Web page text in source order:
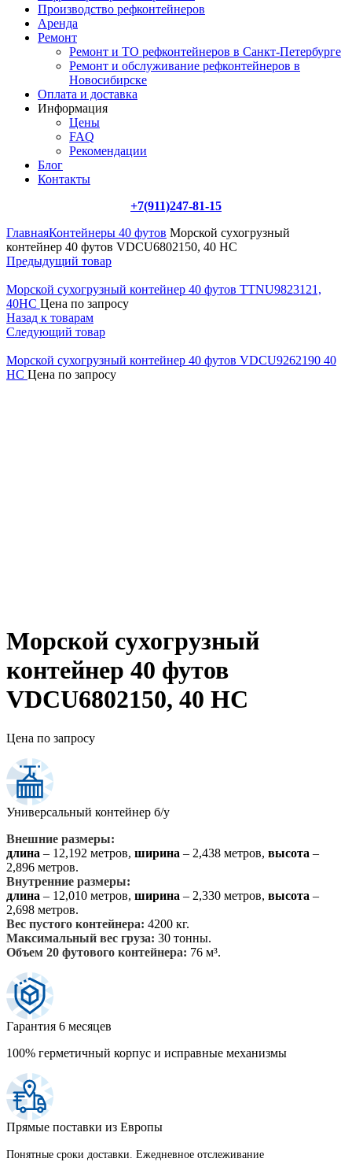
Производство рефконтейнеров
Аренда
Ремонт
Ремонт и ТО рефконтейнеров в Санкт-Петербурге
Ремонт и обслуживание рефконтейнеров в
Новосибирске
Оплата и доставка
Информация
Цены
FAQ
Рекомендации
Блог
Контакты
+7(911)247-81-15
ГлавнаяКонтейнеры 40 футов Морской сухогрузный
контейнер 40 футов VDCU6802150, 40 HC
Предыдущий товар
Морской сухогрузный контейнер 40 футов TTNU9823121,
40HC Цена по запросу
Назад к товарам
Следующий товар
Морской сухогрузный контейнер 40 футов VDCU9262190 40
HC Цена по запросу
Морской сухогрузный
контейнер 40 футов
VDCU6802150, 40 HC
Цена по запросу
Универсальный контейнер б/у
Внешние размеры:
длина – 12,192 метров, ширина – 2,438 метров, высота –
2,896 метров.
Внутренние размеры:
длина – 12,010 метров, ширина – 2,330 метров, высота –
2,698 метров.
Вес пустого контейнера: 4200 кг.
Максимальный вес груза: 30 тонны.
Объем 20 футового контейнера: 76 м³.
Гарантия 6 месяцев
100% герметичный корпус и исправные механизмы
Прямые поставки из Европы
Понятные сроки доставки. Ежедневное отслеживание